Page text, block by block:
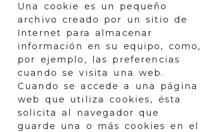
Una cookie es un pequeño
archivo creado por un sitio de
Internet para almacenar
información en su equipo, como,
por ejemplo, las preferencias
cuando se visita una web.
Cuando se accede a una página
web que utiliza cookies, ésta
solicita al navegador que
guarde una o más cookies en el